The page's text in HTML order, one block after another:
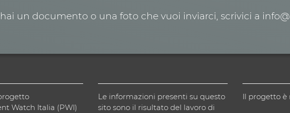
hai un documento o una foto che vuoi inviarci, scrivici a
Watch Italia (PWI)
Le informazioni presenti su questo
sito sono il risultato del lavoro di
Il progetto è